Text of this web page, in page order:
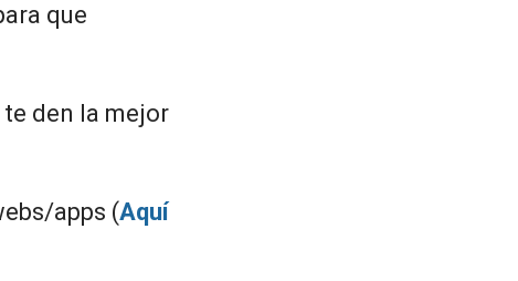
que
te den la mejor
apps (Aquí